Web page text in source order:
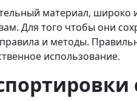
материал, широко
Для того чтобы они
и методы.
использование.